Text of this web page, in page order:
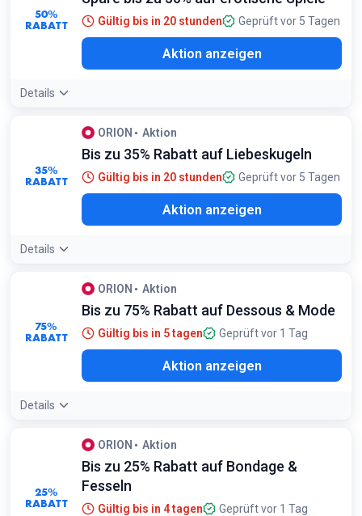
50%
RABATT Gültig bis in 20 stunden Geprüft vor 5 Tagen
Aktion anzeigen
Details
35%
RABATT
ORION Aktion
Bis zu 35% Rabatt auf Liebeskugeln
Gültig bis in 20 stunden Geprüft vor 5 Tagen
Aktion anzeigen
Details
75%
RABATT
ORION Aktion
Bis zu 75% Rabatt auf Dessous & Mode
Gültig bis in 5 tagen Geprüft vor 1 Tag
Aktion anzeigen
Details
25%
RABATT
ORION Aktion
Bis zu 25% Rabatt auf Bondage &
Fesseln
Gültig bis in 4 tagen Geprüft vor 1 Tag